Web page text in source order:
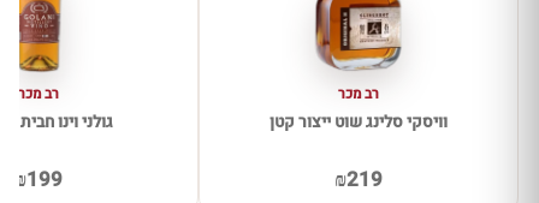
רב מכר
וויסקי סלינג שוט ייצור קטן
₪219
רב מכר
גולני וינו חבית
₪199